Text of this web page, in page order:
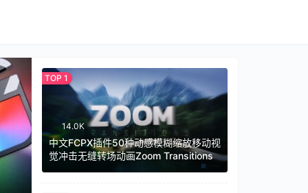
14.0K
中文FCPX插件50种动感模糊缩放移动视
觉冲击无缝转场动画Zoom Transitions